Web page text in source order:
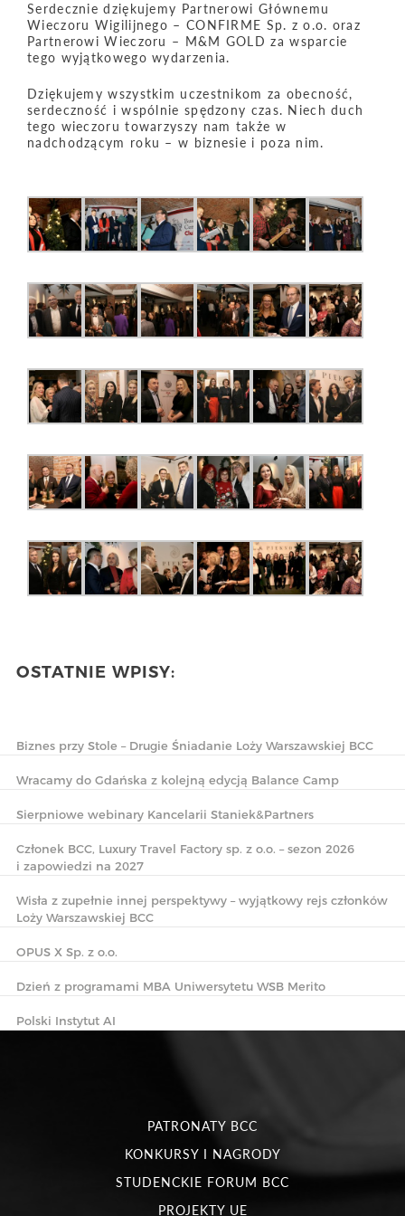
OSTATNIE WPISY:
Biznes przy Stole – Drugie Śniadanie Loży Warszawskiej BCC
Wracamy do Gdańska z kolejną edycją Balance Camp
Sierpniowe webinary Kancelarii Staniek&Partners
Członek BCC, Luxury Travel Factory sp. z o.o. – sezon 2026
i zapowiedzi na 2027
Wisła z zupełnie innej perspektywy – wyjątkowy rejs członków
Loży Warszawskiej BCC
OPUS X Sp. z o.o.
Dzień z programami MBA Uniwersytetu WSB Merito
Polski Instytut AI
Serdecznie dziękujemy Partnerowi Głównemu
Wieczoru Wigilijnego – CONFIRME Sp. z o.o. oraz
Partnerowi Wieczoru – M&M GOLD za wsparcie
tego wyjątkowego wydarzenia.
Dziękujemy wszystkim uczestnikom za obecność,
serdeczność i wspólnie spędzony czas. Niech duch
tego wieczoru towarzyszy nam także w
nadchodzącym roku – w biznesie i poza nim.
PATRONATY BCC
KONKURSY I NAGRODY
STUDENCKIE FORUM BCC
PROJEKTY UE